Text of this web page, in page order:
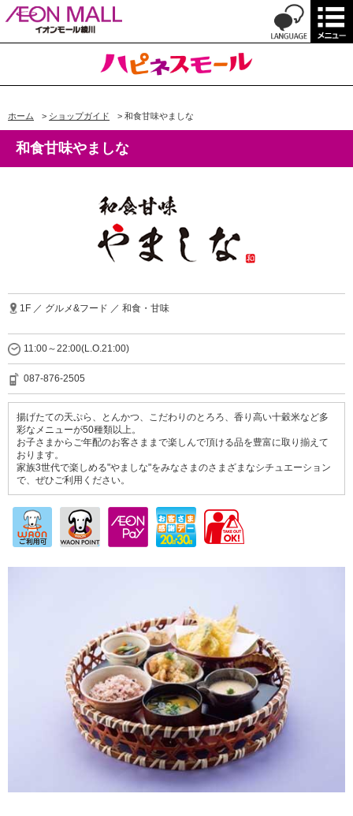
ホーム > ショップガイド > 和食甘味やましな
和食甘味やましな
1F ／ グルメ&フード ／ 和食・甘味
11:00～22:00(L.O.21:00)
087-876-2505
揚げたての天ぷら、とんかつ、こだわりのとろろ、香り高い十穀米など多
彩なメニューが50種類以上。
お子さまからご年配のお客さままで楽しんで頂ける品を豊富に取り揃えて
おります。
家族3世代で楽しめる"やましな"をみなさまのさまざまなシチュエーション
で、ぜひご利用ください。